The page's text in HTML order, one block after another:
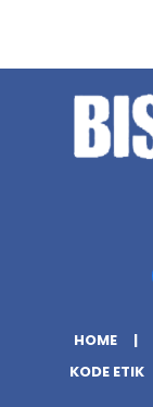
HOME
KODE ETIK